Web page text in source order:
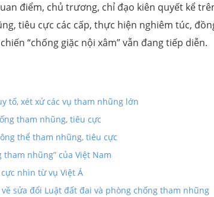
điểm, chủ trương, chỉ đạo kiên quyết kể
tiêu cực các cấp, thực hiện nghiêm túc,
“chống giặc nội xâm” vẫn đang tiếp diễn.
tố, xét xử các vụ tham nhũng lớn
tham nhũng, tiêu cực
thể tham nhũng, tiêu cực
tham nhũng” của Việt Nam
nhìn từ vụ Việt Á
sửa đổi Luật đất đai và phòng chống tham nhũng